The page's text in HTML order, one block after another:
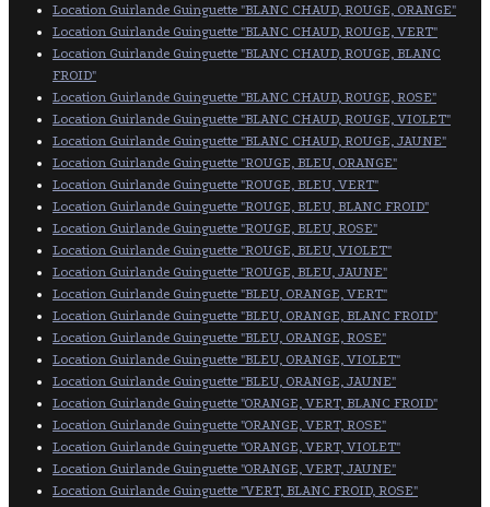
Location Guirlande Guinguette "BLANC CHAUD, ROUGE, ORANGE"
Location Guirlande Guinguette "BLANC CHAUD, ROUGE, VERT"
Location Guirlande Guinguette "BLANC CHAUD, ROUGE, BLANC
FROID"
Location Guirlande Guinguette "BLANC CHAUD, ROUGE, ROSE"
Location Guirlande Guinguette "BLANC CHAUD, ROUGE, VIOLET"
Location Guirlande Guinguette "BLANC CHAUD, ROUGE, JAUNE"
Location Guirlande Guinguette "ROUGE, BLEU, ORANGE"
Location Guirlande Guinguette "ROUGE, BLEU, VERT"
Location Guirlande Guinguette "ROUGE, BLEU, BLANC FROID"
Location Guirlande Guinguette "ROUGE, BLEU, ROSE"
Location Guirlande Guinguette "ROUGE, BLEU, VIOLET"
Location Guirlande Guinguette "ROUGE, BLEU, JAUNE"
Location Guirlande Guinguette "BLEU, ORANGE, VERT"
Location Guirlande Guinguette "BLEU, ORANGE, BLANC FROID"
Location Guirlande Guinguette "BLEU, ORANGE, ROSE"
Location Guirlande Guinguette "BLEU, ORANGE, VIOLET"
Location Guirlande Guinguette "BLEU, ORANGE, JAUNE"
Location Guirlande Guinguette "ORANGE, VERT, BLANC FROID"
Location Guirlande Guinguette "ORANGE, VERT, ROSE"
Location Guirlande Guinguette "ORANGE, VERT, VIOLET"
Location Guirlande Guinguette "ORANGE, VERT, JAUNE"
Location Guirlande Guinguette "VERT, BLANC FROID, ROSE"